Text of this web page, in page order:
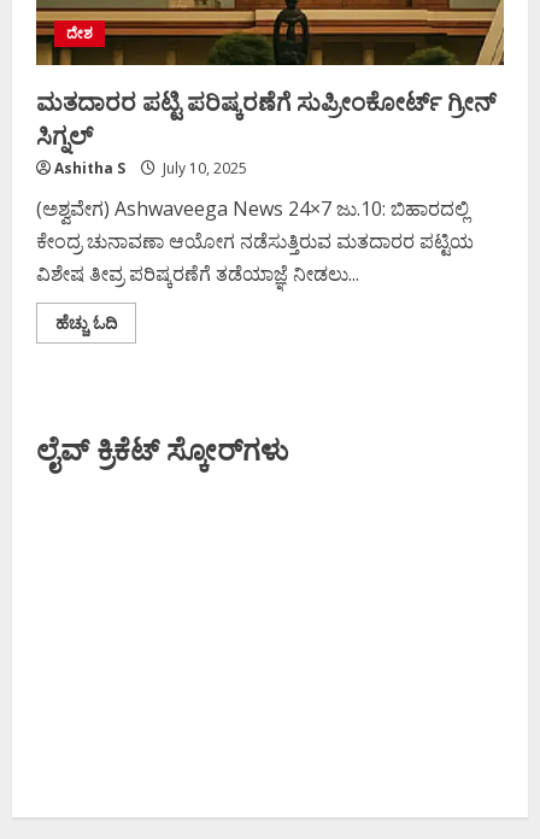
ದೇಶ
ಮತದಾರರ ಪಟ್ಟಿ ಪರಿಷ್ಕರಣೆಗೆ ಸುಪ್ರೀಂಕೋರ್ಟ್ ಗ್ರೀನ್
ಸಿಗ್ನಲ್
Ashitha S July 10, 2025
(ಅಶ್ವವೇಗ) Ashwaveega News 24×7 ಜು.10: ಬಿಹಾರದಲ್ಲಿ
ಕೇಂದ್ರ ಚುನಾವಣಾ ಆಯೋಗ ನಡೆಸುತ್ತಿರುವ ಮತದಾರರ ಪಟ್ಟಿಯ
ವಿಶೇಷ ತೀವ್ರ ಪರಿಷ್ಕರಣೆಗೆ ತಡೆಯಾಜ್ಞೆ ನೀಡಲು...
ಹೆಚ್ಚು ಓದಿRead
more
ಗ್ರೀನ್
ಸಿಗ್ನಲ್
ಲೈವ್ ಕ್ರಿಕೆಟ್ ಸ್ಕೋರ್‌ಗಳು